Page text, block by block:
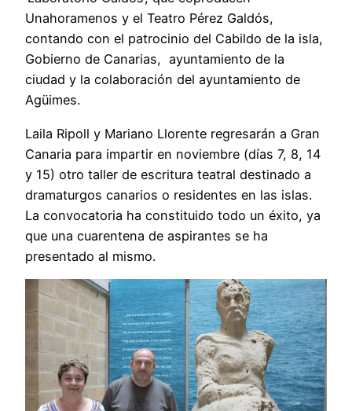
Unahoramenos y el Teatro Pérez Galdós,
contando con el patrocinio del Cabildo de la isla,
Gobierno de Canarias, ayuntamiento de la
ciudad y la colaboración del ayuntamiento de
Agüimes.
Laila Ripoll y Mariano Llorente regresarán a Gran
Canaria para impartir en noviembre (días 7, 8, 14
y 15) otro taller de escritura teatral destinado a
dramaturgos canarios o residentes en las islas.
La convocatoria ha constituido todo un éxito, ya
que una cuarentena de aspirantes se ha
presentado al mismo.